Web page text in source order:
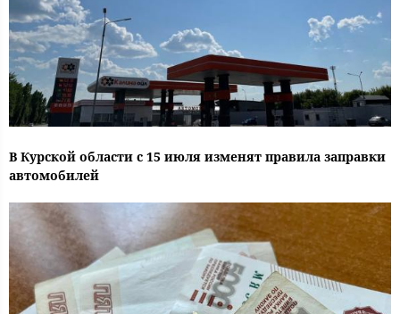
В Курской области с 15 июля изменят правила заправки
автомобилей